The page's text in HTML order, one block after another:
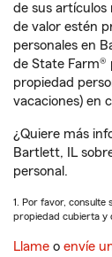
de sus artículos
de valor estén
personales en
de State Farm®
propiedad
vacaciones) en
¿Quiere más
Bartlett, IL
personal.
1. Por favor, consulte
propiedad cubierta y
Llame o envíe